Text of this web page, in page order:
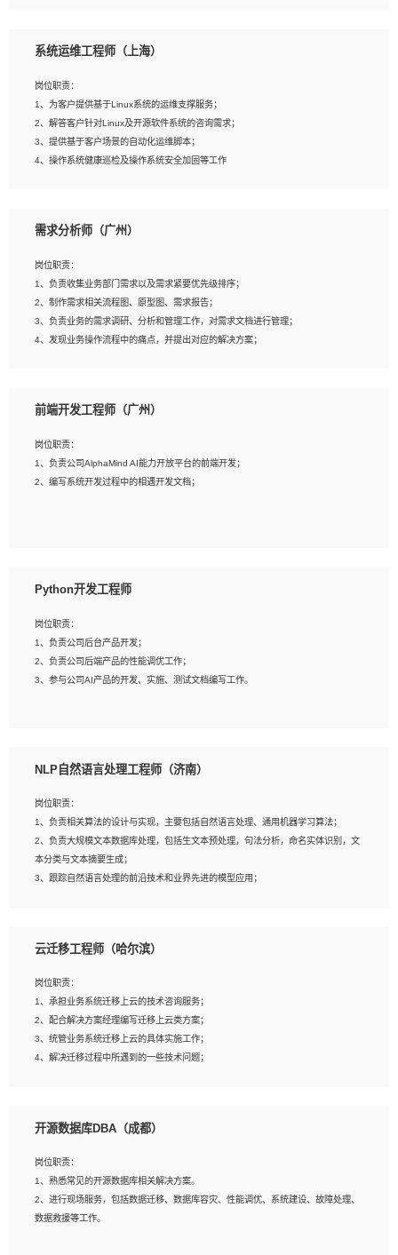
2、熟练使用After Effect、Photo Shop、熟练掌握视频剪辑和特效包装软件；
4、在剪辑上会思考，有一定编导思维；
5、踏实， 勤奋，愿意在工作中不断学习，提高自我；
6、能与同事友好相处。
系统运维工程师（上海）
岗位职责：
1、为客户提供基于Linux系统的运维支撑服务；
2、解答客户针对Linux及开源软件系统的咨询需求；
3、提供基于客户场景的自动化运维脚本；
4、操作系统健康巡检及操作系统安全加固等工作
1、全日制本科计算机相关专业毕业，3年以上相关工作经验；
3、熟练使用脚本语言，shell/python任一种，熟练使用Ansible
4、熟悉linux常见服务、中间件的基本原理、部署以及故障处理，如：Mysql、
Apache、Nginx、Zabbix、Kafka等
5、熟悉主流虚拟化技术，如：VMware、KVM
6、具备网络方面的基础知识，熟悉常见的网络协议，如TCP/IP，转发原理，路由优
8、有良好的文档编写能力和沟通能力，有RHCE证书优先
需求分析师（广州）
岗位职责：
1、负责收集业务部门需求以及需求紧要优先级排序；
2、制作需求相关流程图、原型图、需求报告；
3、负责业务的需求调研、分析和管理工作，对需求文档进行管理；
4、发现业务操作流程中的痛点，并提出对应的解决方案；
岗位要求：
2、熟悉产品及需求规划工具，如:Axure、Xmind、MS Project等；
3、具备良好的交流协调能力，有较强的责任感、工作积极主动；
4、有较强的系统需求分析、文档编写能力、沟通能力；
前端开发工程师（广州）
岗位职责：
1、负责公司AlphaMind AI能力开放平台的前端开发；
2、编写系统开发过程中的相遇开发文档；
3、熟悉react/vue/angular任何一种前端框架，熟悉react优先；
5、善于沟通，具有团队意识；
Python开发工程师
岗位职责：
1、负责公司后台产品开发；
2、负责公司后端产品的性能调优工作；
3、参与公司AI产品的开发、实施、测试文档编写工作。
验的更佳；
3、熟悉数据库开发，熟悉Mysql、Oracle、MongoDb数据库应用开发其中一种；
4、熟悉Python Wed框架（Django/Flask...）代码能力优秀，熟悉编码规范和具备
良好的文档编写能力）；
5、沟通表达能力强，具备团队协作能力。
NLP自然语言处理工程师（济南）
岗位职责：
1、负责相关算法的设计与实现，主要包括自然语言处理、通用机器学习算法；
2、负责大规模文本数据库处理，包括生文本预处理，句法分析，命名实体识别，文
本分类与文本摘要生成；
3、跟踪自然语言处理的前沿技术和业界先进的模型应用；
岗位要求：
2、熟悉tensorflow，keras，pytorch等常规深度学习框架，快速根据客户需求实现
有效的模型；
3、熟悉掌握至少一种编程语言，如：Python，Java；
4、 熟悉NLP相关算法与实现；
5、至少有一次及以上问答系统的项目实践，熟悉问答系统全流程开发者优先；
云迁移工程师（哈尔滨）
岗位职责：
1、承担业务系统迁移上云的技术咨询服务；
2、配合解决方案经理编写迁移上云类方案；
3、统管业务系统迁移上云的具体实施工作；
4、解决迁移过程中所遇到的一些技术问题；
1、专科及以上学历，三年以上工作经验，计算机等相关专业；
3、熟悉常见操作系统、存储、网络、 IO 等相关原理；
4、具有迁移工具实操经验，具备P2V、V2V迁移能力；
5、熟练华为、VMware虚拟化、云计算及云存储技术；
6、熟悉主流数据库、应用服务器、中间件部署架构和运维方法；
开源数据库DBA（成都）
岗位职责：
1、熟悉常见的开源数据库相关解决方案。
2、进行现场服务，包括数据迁移、数据库容灾、性能调优、系统建设、故障处理、
数据救援等工作。